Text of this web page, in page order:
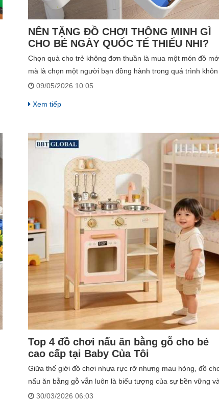
NÊN TẶNG ĐỒ CHƠI THÔNG MINH GÌ
CHO BÉ NGÀY QUỐC TẾ THIẾU NHI?
Chọn quà cho trẻ không đơn thuần là mua một món đồ
mà là chọn một người bạn đồng hành trong quá trình khôn
lớn của con. Những món đồ chơi thông minh, có tính định
của trí não hiện đang là xu hướng được ưu tiên hàng đầu.
nhất, bài viết này sẽ phân tích các tiêu chí chọn quà và gợi
những sản phẩm đặc sắc nhất hiện nay.
09/05/2026 10:05
Xem tiếp
Top 4 đồ chơi nấu ăn bằng gỗ cho bé
cao cấp tại Baby Của Tôi
Giữa thế giới đồ chơi nhựa rực rỡ nhưng mau hỏng, đồ
nấu ăn bằng gỗ vẫn luôn là biểu tượng của sự bền vững
giáo dục tinh tế. Không chỉ là trò chơi, mỗi bộ bếp là một
30/03/2026 06:03